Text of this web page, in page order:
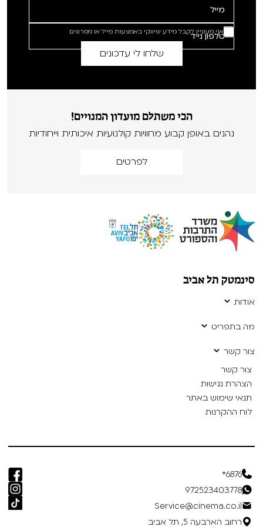
אני מעוניין לקבל מידע שיווקי באמצעות מייל או מסרונים
הכי משתלם מועדון המנויים!
נהנים באופן קבוע מחוויות קולנועיות איכותית וייחודיות
לפרטים
סינמטק תל אביב
אודות
מה בתפריט
צור קשר
צור קשר
הצהרת נגישות
תנאי שימוש באתר
לוח ההקרנות
6876*
972523403778
Service@cinema.co.il
רחוב הארבעה 5, תל אביב